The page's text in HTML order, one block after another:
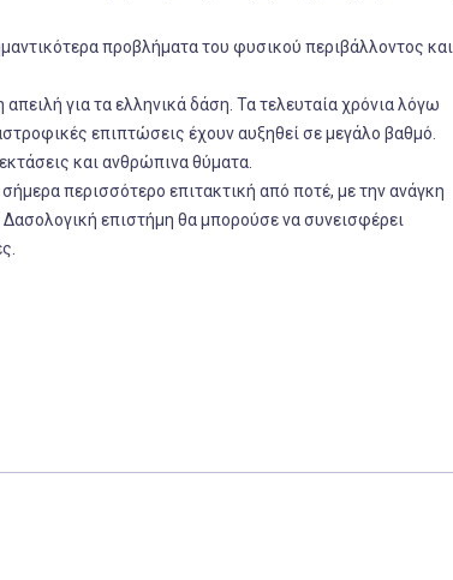
προβλήματα του φυσικού περιβάλλοντος και
για τα ελληνικά δάση. Τα τελευταία χρόνια λόγω
επιπτώσεις έχουν αυξηθεί σε μεγάλο βαθμό.
και ανθρώπινα θύματα.
περισσότερο επιτακτική από ποτέ, με την ανάγκη
επιστήμη θα μπορούσε να συνεισφέρει